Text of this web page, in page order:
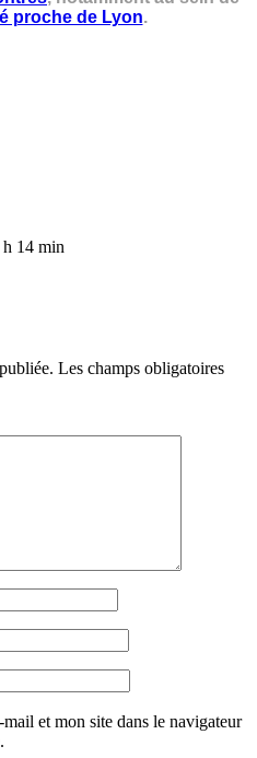
proche de Lyon.
14 min
Les champs obligatoires
et mon site dans le navigateur